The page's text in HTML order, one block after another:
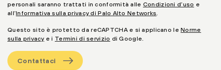
personali saranno trattati in conformità alle Condizioni d’uso e
all’Informativa sulla privacy di Palo Alto Networks.
Questo sito è protetto da reCAPTCHA e si applicano leNorme
sulla privacye i Termini di servizio di Google.
Contattaci